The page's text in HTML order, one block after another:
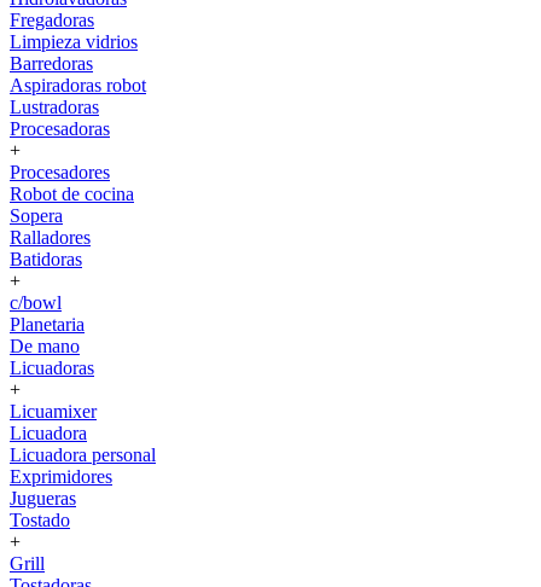
Fregadoras
Limpieza vidrios
Barredoras
Aspiradoras robot
Lustradoras
Procesadoras
+
Procesadores
Robot de cocina
Sopera
Ralladores
Batidoras
+
c/bowl
Planetaria
De mano
Licuadoras
+
Licuamixer
Licuadora
Licuadora personal
Exprimidores
Jugueras
Tostado
+
Grill